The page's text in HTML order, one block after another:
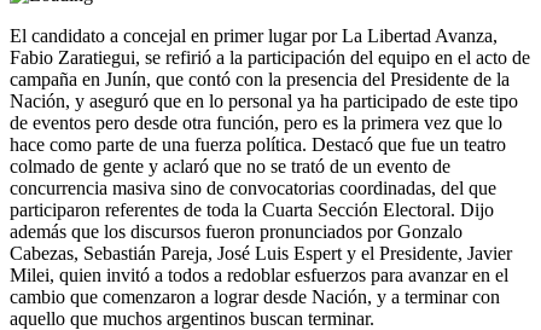
El candidato a concejal en primer lugar por La Libertad Avanza,
Fabio Zaratiegui, se refirió a la participación del equipo en el acto de
campaña en Junín, que contó con la presencia del Presidente de la
Nación, y aseguró que en lo personal ya ha participado de este tipo
de eventos pero desde otra función, pero es la primera vez que lo
hace como parte de una fuerza política. Destacó que fue un teatro
colmado de gente y aclaró que no se trató de un evento de
concurrencia masiva sino de convocatorias coordinadas, del que
participaron referentes de toda la Cuarta Sección Electoral. Dijo
además que los discursos fueron pronunciados por Gonzalo
Cabezas, Sebastián Pareja, José Luis Espert y el Presidente, Javier
Milei, quien invitó a todos a redoblar esfuerzos para avanzar en el
cambio que comenzaron a lograr desde Nación, y a terminar con
aquello que muchos argentinos buscan terminar.